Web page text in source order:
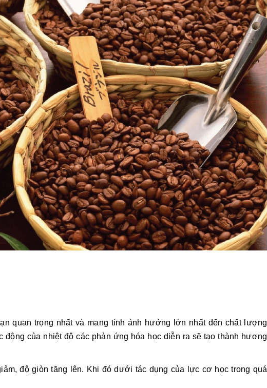
quan trọng nhất và mang tính ảnh hưởng lớn nhất đến chất lượng
động của nhiệt độ các phản ứng hóa học diễn ra sẽ tạo thành hương
độ giòn tăng lên. Khi đó dưới tác dụng của lực cơ học trong quá